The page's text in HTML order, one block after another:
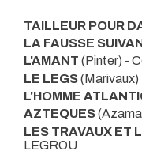
TAILLEUR POUR
LA FAUSSE
L'AMANT (Pinter) -
LE LEGS
L'HOMME
AZTEQUES
LES TRAVAUX ET
LEGROU